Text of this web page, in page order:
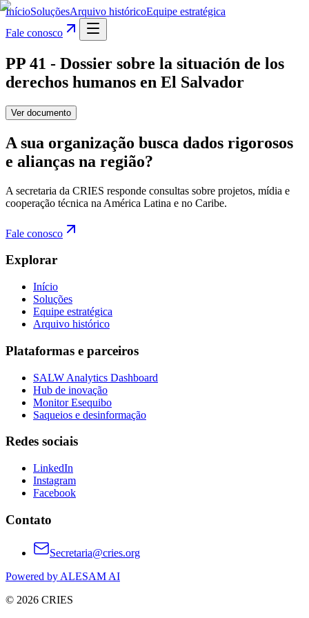
InícioSoluçõesArquivo históricoEquipe estratégica
Fale conosco
PP 41 - Dossier sobre la situación de los
derechos humanos en El Salvador
Ver documento
A sua organização busca dados rigorosos
e alianças na região?
A secretaria da CRIES responde consultas sobre projetos, mídia e
cooperação técnica na América Latina e no Caribe.
Fale conosco
Explorar
Início
Soluções
Equipe estratégica
Arquivo histórico
Plataformas e parceiros
SALW Analytics Dashboard
Hub de inovação
Monitor Esequibo
Saqueios e desinformação
Redes sociais
LinkedIn
Instagram
Facebook
Contato
Secretaria@cries.org
Powered by ALESAM AI
© 2026 CRIES